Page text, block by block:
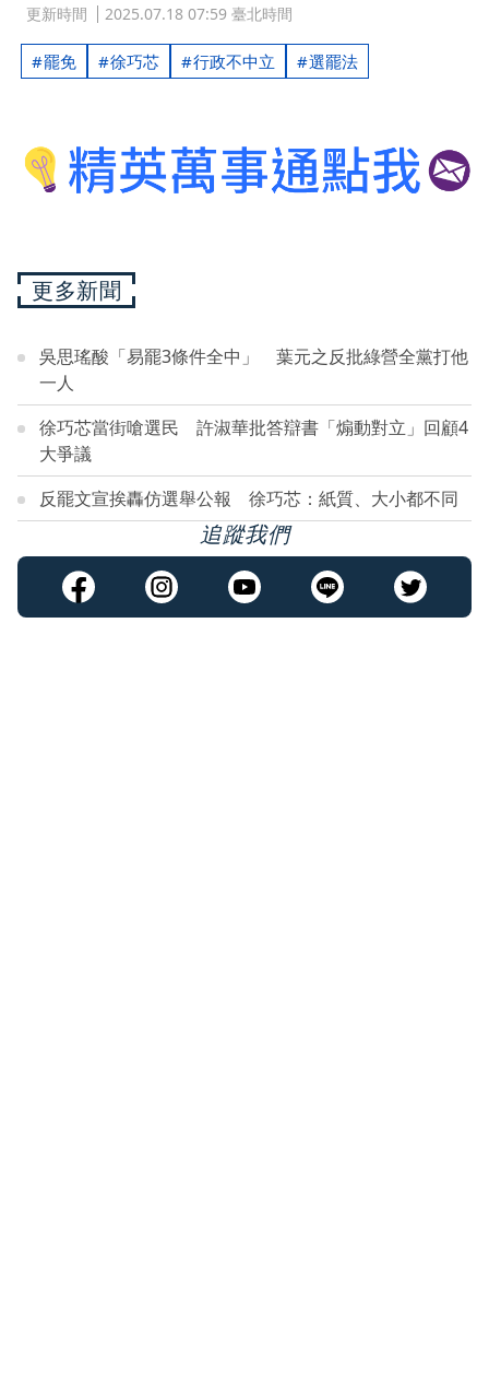
更新時間 2025.07.18 07:59 臺北時間
罷免 徐巧芯 行政不中立 選罷法
更多新聞
吳思瑤酸「易罷3條件全中」 葉元之反批綠營全黨打他
一人
徐巧芯當街嗆選民 許淑華批答辯書「煽動對立」回顧4
大爭議
反罷文宣挨轟仿選舉公報 徐巧芯：紙質、大小都不同
追蹤我們